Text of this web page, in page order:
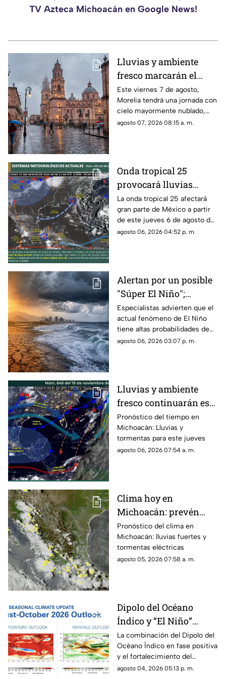
TV Azteca Michoacán en Google News!
Lluvias y ambiente
fresco marcarán el
clima de este viernes
en Morelia
Este viernes 7 de agosto,
Morelia tendrá una jornada con
cielo mayormente nublado,
ambiente fresco durante la
el Servicio Meteorológico
Nacional (SMN).
agosto 07, 2026 08:15 a. m.
Onda tropical 25
provocará lluvias
intensas y riesgo de
inundaciones en
Michoacán y otros
estados
La onda tropical 25 afectará
gran parte de México a partir
de este jueves 6 de agosto de
2026, generando condiciones
informó el Servicio
Meteorológico Nacional
(SMN).
agosto 06, 2026 04:52 p. m.
Alertan por un posible
"Súper El Niño";
científicos prevén
impactos hasta 2027
Especialistas advierten que el
actual fenómeno de El Niño
tiene altas probabilidades de
convertirse en uno de los más
efectos hasta 2027.
agosto 06, 2026 03:07 p. m.
Lluvias y ambiente
fresco continuarán este
jueves en Michoacán
Pronóstico del tiempo en
Michoacán: Lluvias y
tormentas para este jueves
agosto 06, 2026 07:54 a. m.
Clima hoy en
Michoacán: prevén
lluvias fuertes,
tormentas eléctricas y
ambiente caluroso
Pronóstico del clima en
Michoacán: lluvias fuertes y
tormentas eléctricas
agosto 05, 2026 07:58 a. m.
Dipolo del Océano
Índico y “El Niño”
podrían cambiar el
clima de 2026;
Michoacán se prepara
para lluvias irregulares
La combinación del Dipolo del
Océano Índico en fase positiva
y el fortalecimiento del
fenómeno de “El Niño” podría
agosto 04, 2026 05:13 p. m.